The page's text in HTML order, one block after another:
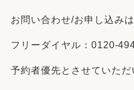
お問い合わせ/お申し込みは
フリーダイヤル：0120-
予約者優先とさせていただ